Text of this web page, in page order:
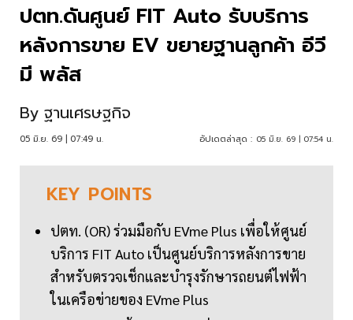
ปตท.ดันศูนย์ FIT Auto รับบริการ
หลังการขาย EV ขยายฐานลูกค้า อีวี
มี พลัส
By ฐานเศรษฐกิจ
05 มิ.ย. 69 | 07:49 น. อัปเดตล่าสุด : 05 มิ.ย. 69 | 07:54 น.
KEY POINTS
ปตท. (OR) ร่วมมือกับ EVme Plus เพื่อให้ศูนย์
บริการ FIT Auto เป็นศูนย์บริการหลังการขาย
สำหรับตรวจเช็กและบำรุงรักษารถยนต์ไฟฟ้า
ในเครือข่ายของ EVme Plus